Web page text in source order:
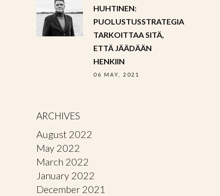
HUHTINEN:
PUOLUSTUSSTRATEGIA
TARKOITTAA SITÄ,
ETTÄ JÄÄDÄÄN
HENKIIN
06 MAY, 2021
ARCHIVES
August 2022
May 2022
March 2022
January 2022
December 2021